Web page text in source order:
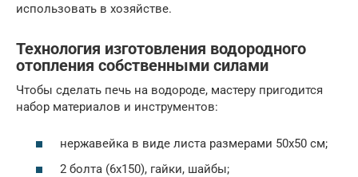
использовать в хозяйстве.
Технология изготовления водородного
отопления собственными силами
Чтобы сделать печь на водороде, мастеру пригодится
набор материалов и инструментов:
нержавейка в виде листа размерами 50х50 см;
2 болта (6х150), гайки, шайбы;